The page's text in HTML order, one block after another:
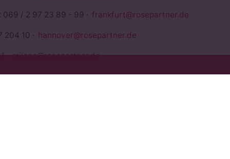
069 / 2 97 23 89 - 99 · frankfurt@rosepartner.de
204 10 · hannover@rosepartner.de
·milano@rosepartner.de